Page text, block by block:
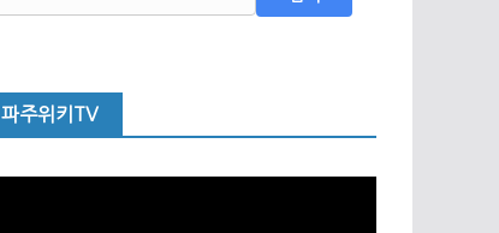
파주위키TV